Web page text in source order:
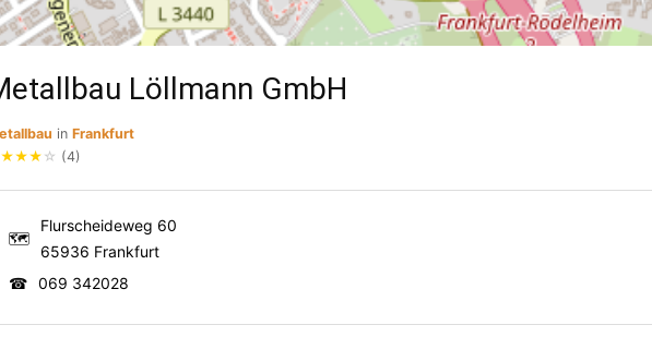
Löllmann GmbH
in Frankfurt
★★★ ☆ (4)
🗺
Flurscheideweg 60
65936 Frankfurt
☎ 069 342028